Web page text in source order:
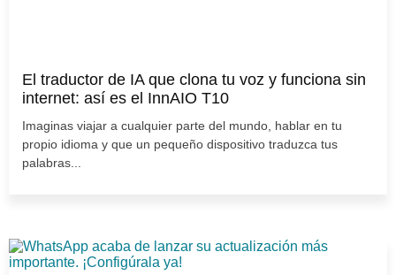
El traductor de IA que clona tu voz y funciona sin
internet: así es el InnAIO T10
Imaginas viajar a cualquier parte del mundo, hablar en tu
propio idioma y que un pequeño dispositivo traduzca tus
palabras...